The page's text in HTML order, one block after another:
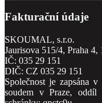
Fakturační údaje
SKOUMAL, s.r.o.
Jaurisova 515/4, Praha 4,
IČ: 035 29 151
DIČ: CZ 035 29 151
Společnost je zapsána
soudem v Praze, oddíl